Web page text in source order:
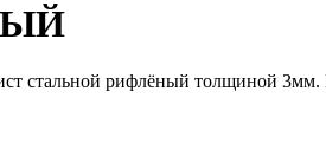
стальной рифлёный толщиной